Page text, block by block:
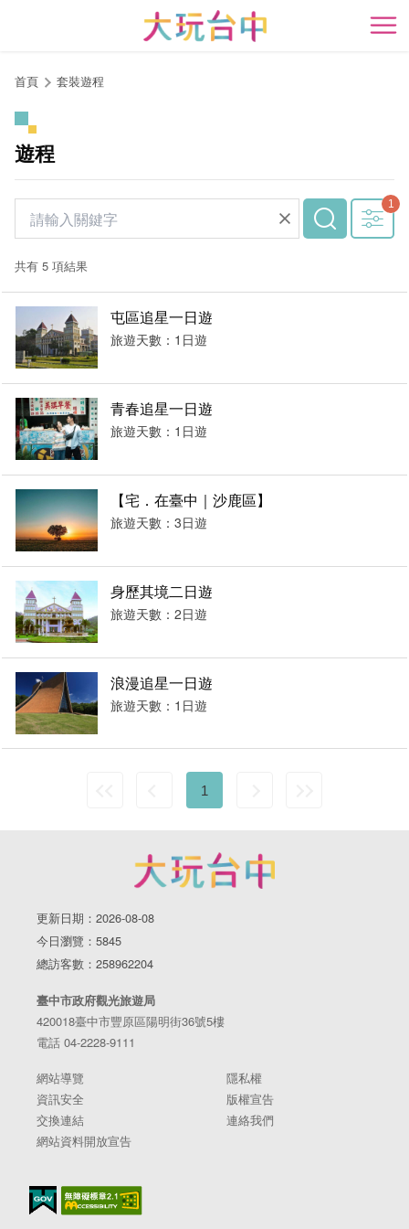
開
首頁 套裝遊程
遊程
共有 5 項結果
屯區追星一日遊
旅遊天數：1日遊
青春追星一日遊
旅遊天數：1日遊
【宅．在臺中｜沙鹿區】
旅遊天數：3日遊
身歷其境二日遊
旅遊天數：2日遊
浪漫追星一日遊
旅遊天數：1日遊
1
更新日期：2026-08-08
今日瀏覽：5845
總訪客數：258962204
臺中市政府觀光旅遊局
420018臺中市豐原區陽明街36號5樓
電話 04-2228-9111
網站導覽
隱私權
資訊安全
版權宣告
交換連結
連絡我們
網站資料開放宣告